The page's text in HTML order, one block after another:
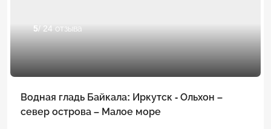
5/ 24 отзыва
Водная гладь Байкала: Иркутск - Ольхон –
север острова – Малое море